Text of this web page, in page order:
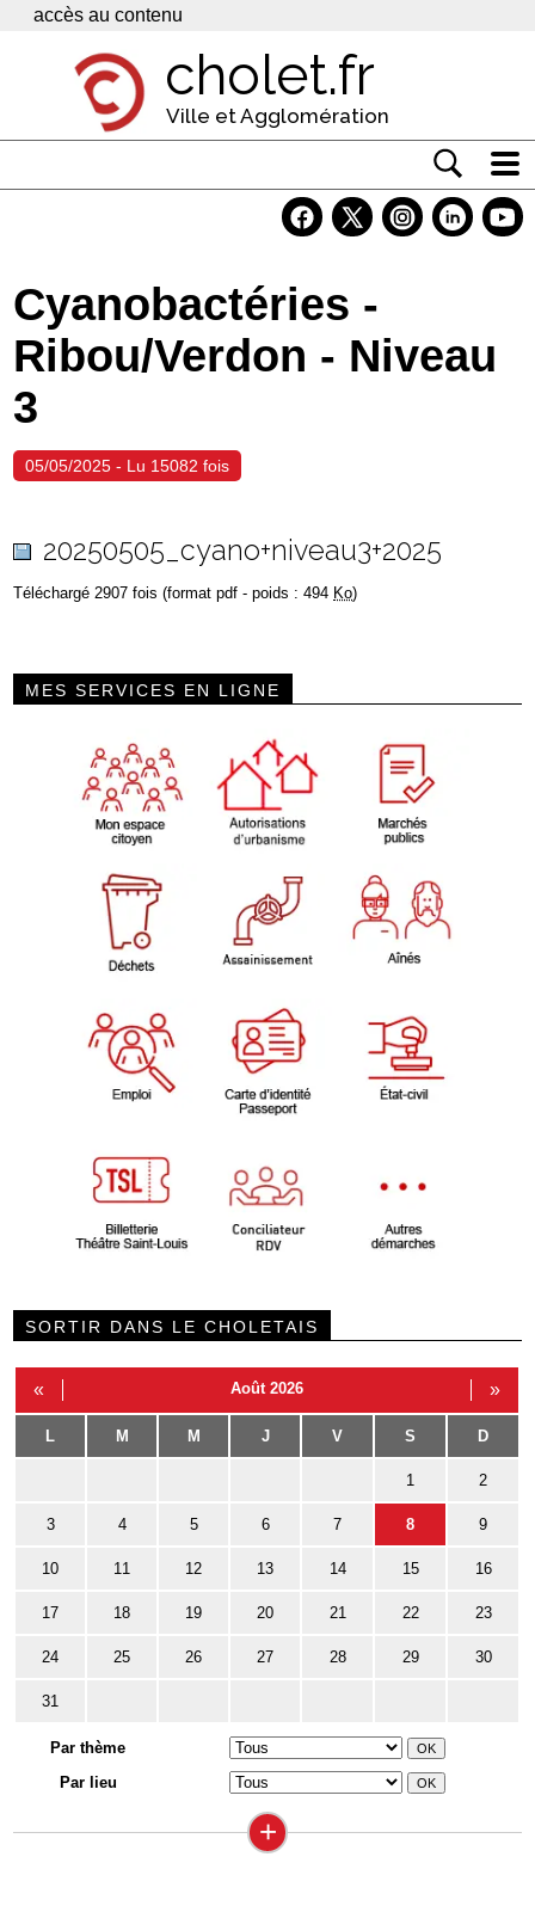
Panneau de gestion des cookies
accès au contenu
cholet.fr
Ville et Agglomération
Economie
Services
Contacts
Cyanobactéries -
Ribou/Verdon - Niveau
3
05/05/2025 - Lu 15082 fois
20250505_cyano+niveau3+2025
Téléchargé 2907 fois (format pdf - poids : 494 Ko)
MES SERVICES EN LIGNE
SORTIR DANS LE CHOLETAIS
« Août 2026 »
L M M J V S D
1 2
3 4 5 6 7 8 9
10 11 12 13 14 15 16
17 18 19 20 21 22 23
24 25 26 27 28 29 30
31
Par thème
Par lieu
+